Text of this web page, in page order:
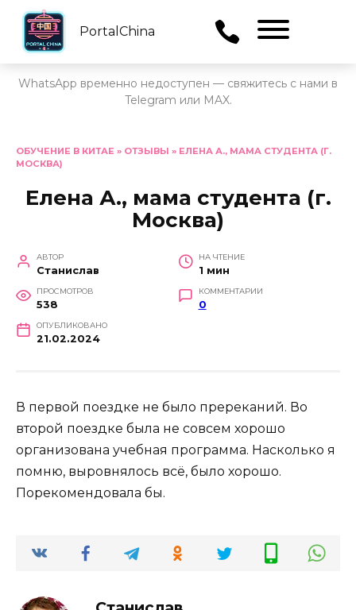
PortalChina
WhatsApp временно недоступен — свяжитесь с нами в
Telegram или MAX.
содержанию
ОБУЧЕНИЕ В КИТАЕ » ОТЗЫВЫ » ЕЛЕНА А., МАМА СТУДЕНТА (Г.
МОСКВА)
Елена А., мама студента (г.
Москва)
АВТОР
Станислав
НА ЧТЕНИЕ
1 мин
ПРОСМОТРОВ
538
КОММЕНТАРИИ
0
ОПУБЛИКОВАНО
21.02.2024
В первой поездке не было пререканий. Во
второй поездке была не совсем хорошо
организована учебная программа. Насколько я
помню, выровнялось всё, было хорошо.
Порекомендовала бы.